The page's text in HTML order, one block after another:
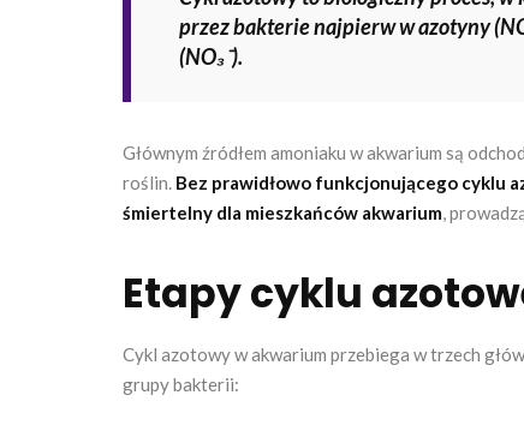
przez bakterie najpierw w azotyny
(NO₃⁻).
Głównym źródłem amoniaku w akwarium są
roślin. Bez prawidłowo funkcjonującego cyklu
śmiertelny dla mieszkańców akwarium,
Etapy cyklu
Cykl azotowy w akwarium przebiega w trzech
grupy bakterii: